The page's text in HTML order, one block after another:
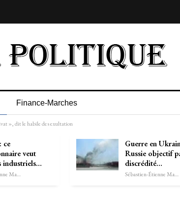
Finance-Marches
», dit le habile des exultation
ce
veut
industriels…
Sébastien-Étienne Marechal
Guerre en
Russie objectif
discrédité…
Sébastien-Étienne Marechal